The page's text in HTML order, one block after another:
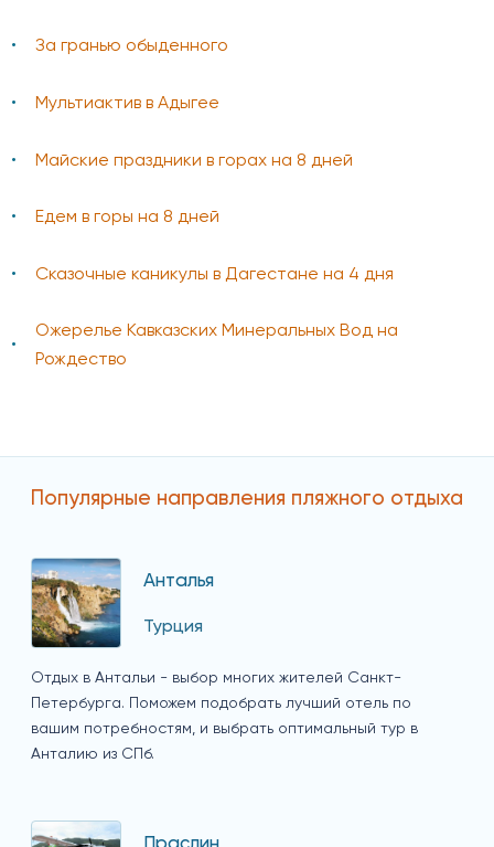
За гранью обыденного
Мультиактив в Адыгее
Майские праздники в горах на 8 дней
Едем в горы на 8 дней
Сказочные каникулы в Дагестане на 4 дня
Ожерелье Кавказских Минеральных Вод на
Рождество
Популярные направления пляжного отдыха
Анталья
Турция
Отдых в Антальи - выбор многих жителей Санкт-
Петербурга. Поможем подобрать лучший отель по
вашим потребностям, и выбрать оптимальный тур в
Анталию из СПб.